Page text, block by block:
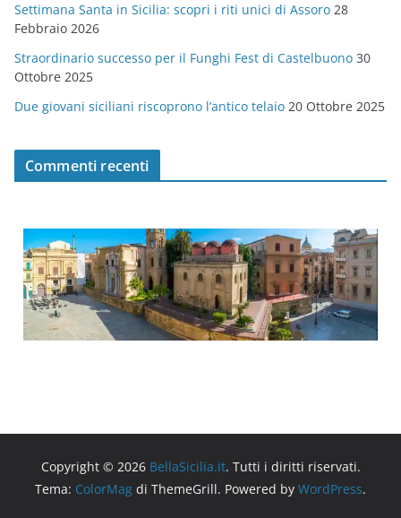
Settimana Santa in Sicilia: scopri i riti unici di Assoro 28
Febbraio 2026
Straordinario successo per il Funghi Fest di Castelbuono 30
Ottobre 2025
Due giovani siciliani riscoprono l’antico telaio 20 Ottobre 2025
Commenti recenti
Copyright © 2026 BellaSicilia.it. Tutti i diritti riservati.
Tema: ColorMag di ThemeGrill. Powered by WordPress.